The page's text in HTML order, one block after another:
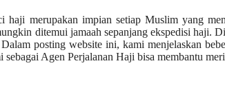
haji merupakan impian setiap Muslim yang
ditemui jamaah sepanjang ekspedisi
posting website ini, kami menjelaskan
sebagai Agen Perjalanan Haji bisa membantu